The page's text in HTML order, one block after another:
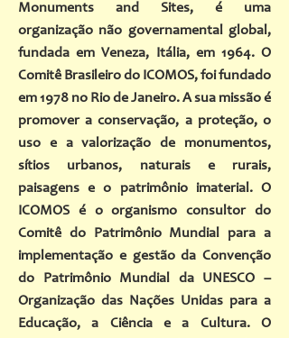
Monuments and Sites, é uma
organização não governamental global,
fundada em Veneza, Itália, em 1964. O
Comitê Brasileiro do ICOMOS, foi fundado
em 1978 no Rio de Janeiro. A sua missão é
promover a conservação, a proteção, o
uso e a valorização de monumentos,
sítios urbanos, naturais e rurais,
paisagens e o patrimônio imaterial. O
ICOMOS é o organismo consultor do
Comitê do Patrimônio Mundial para a
implementação e gestão da Convenção
do Patrimônio Mundial da UNESCO –
Organização das Nações Unidas para a
Educação, a Ciência e a Cultura. O